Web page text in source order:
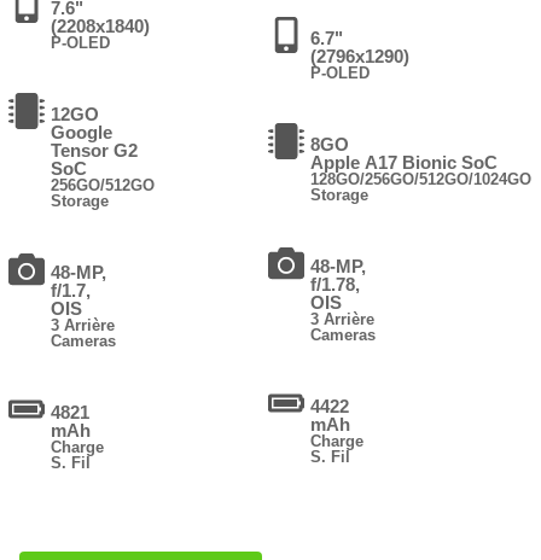
7.6"
(2208x1840)
P-OLED
12GO
Google
Tensor G2
SoC
256GO/512GO
Storage
48-MP,
f/1.7,
OIS
3 Arrière
Cameras
4821
mAh
Charge
S. Fil
6.7"
(2796x1290)
P-OLED
8GO
Apple A17 Bionic SoC
128GO/256GO/512GO/1024GO
Storage
48-MP,
f/1.78,
OIS
3 Arrière
Cameras
4422
mAh
Charge
S. Fil